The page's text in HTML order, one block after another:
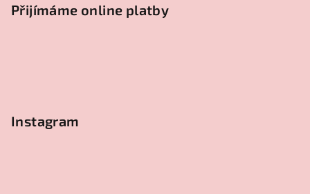
Přijímáme online platby
Instagram